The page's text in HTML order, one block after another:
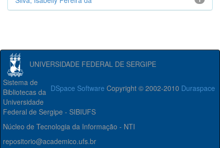
UNIVERSIDADE FEDERAL DE SERGIPE
DSpace Software Copyright © 2002-2010 Duraspace
Sistema de
Bibliotecas da
Universidade
Federal de Sergipe - SIBIUFS
Núcleo de Tecnologia da Informação - NTI
repositorio@academico.ufs.br